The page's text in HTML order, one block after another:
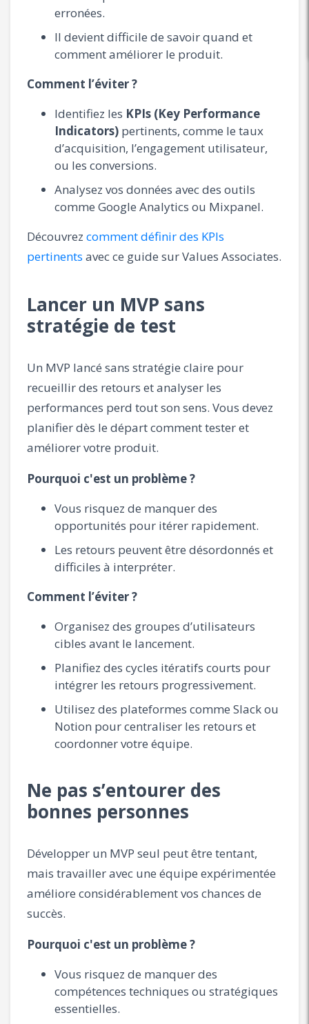
erronées.
Il devient difficile de savoir quand et
comment améliorer le produit.
Comment l’éviter ?
Identifiez les KPIs (Key Performance
Indicators) pertinents, comme le taux
d’acquisition, l’engagement utilisateur,
ou les conversions.
Analysez vos données avec des outils
comme Google Analytics ou Mixpanel.
Découvrez comment définir des KPIs
pertinents avec ce guide sur Values Associates.
Lancer un MVP sans
stratégie de test
Un MVP lancé sans stratégie claire pour
recueillir des retours et analyser les
performances perd tout son sens. Vous devez
planifier dès le départ comment tester et
améliorer votre produit.
Pourquoi c'est un problème ?
Vous risquez de manquer des
opportunités pour itérer rapidement.
Les retours peuvent être désordonnés et
difficiles à interpréter.
Comment l’éviter ?
Organisez des groupes d’utilisateurs
cibles avant le lancement.
Planifiez des cycles itératifs courts pour
intégrer les retours progressivement.
Utilisez des plateformes comme Slack ou
Notion pour centraliser les retours et
coordonner votre équipe.
Ne pas s’entourer des
bonnes personnes
Développer un MVP seul peut être tentant,
mais travailler avec une équipe expérimentée
améliore considérablement vos chances de
succès.
Pourquoi c'est un problème ?
Vous risquez de manquer des
compétences techniques ou stratégiques
essentielles.